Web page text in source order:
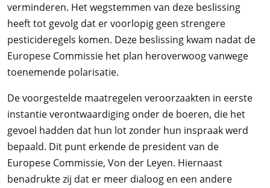
verminderen. Het wegstemmen van deze beslissing
heeft tot gevolg dat er voorlopig geen strengere
pesticideregels komen. Deze beslissing kwam nadat de
Europese Commissie het plan heroverwoog vanwege
toenemende polarisatie.
De voorgestelde maatregelen veroorzaakten in eerste
instantie verontwaardiging onder de boeren, die het
gevoel hadden dat hun lot zonder hun inspraak werd
bepaald. Dit punt erkende de president van de
Europese Commissie, Von der Leyen. Hiernaast
benadrukte zij dat er meer dialoog en een andere